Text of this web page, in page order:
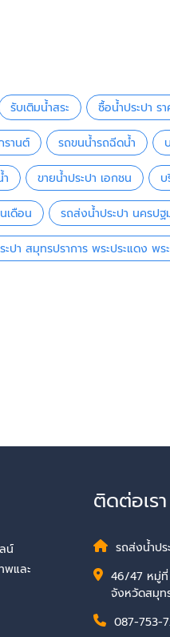
รับเติมน้ำสระ ซื้อน้ำประปา ร
รานต์ รถขนน้ำรถฉีดน้ำ
ขายน้ำประปา เอกชน
เดือน รถส่งน้ำประปา นครปฐ
ะปา สมุทรปราการ พระประแดง พ
น์
พและ
ติดต่อเรา
รถส่งน้ำป
46/47 หมู่ที่
จังหวัดสมุท
087-753-